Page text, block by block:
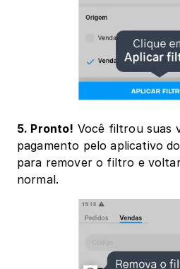
5. Pronto! Você filtrou suas
pagamento pelo aplicativo
para remover o filtro e
normal.